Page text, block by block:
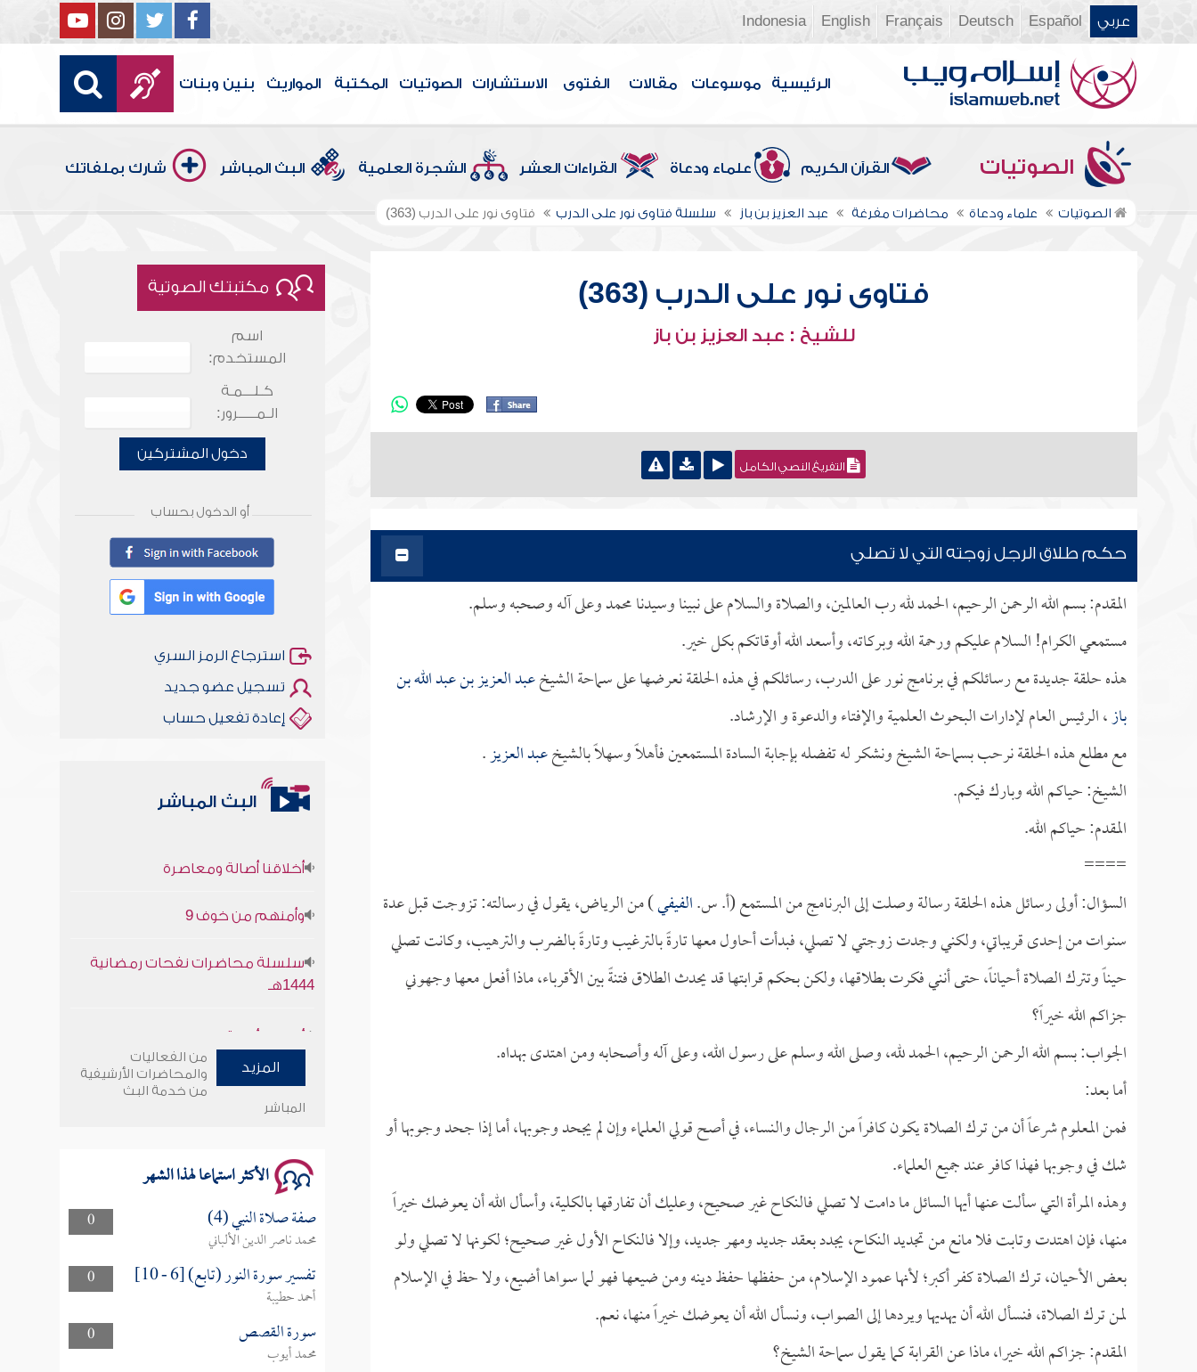
عربي Español
Deutsch
Français
English
Indonesia
الرئيسية موسوعات مقالات الفتوى الاستشارات الصوتيات المكتبة المواريث بنين وبنات
الصوتيات القرآن الكريم علماء ودعاة القراءات العشر الشجرة العلمية البث المباشر شارك بملفاتك
الصوتيات علماء ودعاة محاضرات مفرغة عبد العزيز بن باز سلسلة فتاوى نور على الدرب فتاوى نور على الدرب (363)
فتاوى نور على الدرب (363)
للشيخ : عبد العزيز بن باز
التفريغ النصي الكامل
حكم طلاق الرجل زوجته التي لا تصلي
المقدم: بسم الله الرحمن الرحيم، الحمد لله رب العالمين، والصلاة والسلام على نبينا وسيدنا محمد وعلى آله وصحبه وسلم.
مستمعي الكرام! السلام عليكم ورحمة الله وبركاته، وأسعد الله أوقاتكم بكل خير.
هذه حلقة جديدة مع رسائلكم في برنامج نور على الدرب، رسائلكم في هذه الحلقة نعرضها على سماحة الشيخعبد العزيز بن عبد الله بن
باز، الرئيس العام لإدارات البحوث العلمية والإفتاء والدعوة و الإرشاد.
مع مطلع هذه الحلقة نرحب بسماحة الشيخ ونشكر له تفضله بإجابة السادة المستمعين فأهلاً وسهلاً بالشيخعبد العزيز.
الشيخ: حياكم الله وبارك فيكم.
المقدم: حياكم الله.
====
السؤال: أولى رسائل هذه الحلقة رسالة وصلت إلى البرنامج من المستمع (أ. س.الفيفي) من الرياض، يقول في رسالته: تزوجت قبل عدة
سنوات من إحدى قريباتي، ولكني وجدت زوجتي لا تصلي، فبدأت أحاول معها تارةً بالترغيب وتارةً بالضرب والترهيب، وكانت تصلي
حيناً وتترك الصلاة أحياناً، حتى أنني فكرت بطلاقها، ولكن بحكم قرابتها قد يحدث الطلاق فتنةً بين الأقرباء، ماذا أفعل معها وجهوني
جزاكم الله خيراً؟
الجواب: بسم الله الرحمن الرحيم، الحمد لله، وصلى الله وسلم على رسول الله، وعلى آله وأصحابه ومن اهتدى بهداه.
أما بعد:
فمن المعلوم شرعاً أن من ترك الصلاة يكون كافراً من الرجال والنساء، في أصح قولي العلماء وإن لم يجحد وجوبها، أما إذا جحد وجوبها أو
شك في وجوبها فهذا كافر عند جميع العلماء.
وهذه المرأة التي سألت عنها أيها السائل ما دامت لا تصلي فالنكاح غير صحيح، وعليك أن تفارقها بالكلية، وأسأل الله أن يعوضك خيراً
منها، فإن اهتدت وتابت فلا مانع من تجديد النكاح، يجدد بعقد جديد ومهر جديد، وإلا فالنكاح الأول غير صحيح؛ لكونها لا تصلي ولو
بعض الأحيان، ترك الصلاة كفر أكبر؛ لأنها عمود الإسلام، من حفظها حفظ دينه ومن ضيعها فهو لما سواها أضيع، ولا حظ في الإسلام
لمن ترك الصلاة، فنسأل الله أن يهديها ويردها إلى الصواب، ونسأل الله أن يعوضك خيراً منها، نعم.
المقدم: جزاكم الله خيرا، ماذا عن القرابة كما يقول سماحة الشيخ؟
مكتبتك الصوتية
اسم
المستخدم:
كـلـــمـة
الـمـــــرور:
دخول المشتركين
أو الدخول بحساب
استرجاع الرمز السري
تسجيل عضو جديد
إعادة تفعيل حساب
البث المباشر
1444هـ
وأمنهم من خوف 9
سلسلة محاضرات نفحات رمضانية
المزيد
من الفعاليات
والمحاضرات الأرشيفية
من خدمة البث
المباشر
الأكثر استماعا لهذا الشهر
0 صفة صلاة النبي (4)
محمد ناصر الدين الألباني
0
تفسير سورة النور (تابع) [6 - 10]
أحمد حطيبة
0
سورة القصص
محمد أيوب